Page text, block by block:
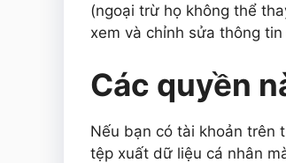
(ngoại trừ họ không thể
xem và chỉnh sửa thông tin
Các quyền
Nếu bạn có tài khoản trên
tệp xuất dữ liệu cá nhân